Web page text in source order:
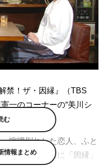
禁！ザ・因縁』（TBS
一のコーナーの“美川シ
喧嘩別れした恋人、ふと
友など、過去に「因縁」
む
情報まとめ